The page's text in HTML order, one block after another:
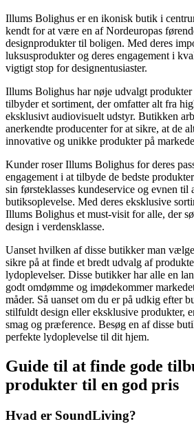
Illums Bolighus er en ikonisk butik i
kendt for at være en af Nordeuropas
designprodukter til boligen. Med deres
luksusprodukter og deres engagement i
vigtigt stop for designentusiaster.
Illums Bolighus har nøje udvalgt
tilbyder et sortiment, der omfatter alt fra
eksklusivt audiovisuelt udstyr. Butikken
anerkendte producenter for at sikre, at de
innovative og unikke produkter på
Kunder roser Illums Bolighus for deres
engagement i at tilbyde de bedste
sin førsteklasses kundeservice og evnen til
butiksoplevelse. Med deres eksklusive
Illums Bolighus et must-visit for alle, der
design i verdensklasse.
Uanset hvilken af disse butikker man
sikre på at finde et bredt udvalg af
lydoplevelser. Disse butikker har alle en
godt omdømme og imødekommer
måder. Så uanset om du er på udkig efter
stilfuldt design eller eksklusive produkter,
smag og præference. Besøg en af disse
perfekte lydoplevelse til dit hjem.
Guide til at finde gode
produkter til en god pris
Hvad er SoundLiving?